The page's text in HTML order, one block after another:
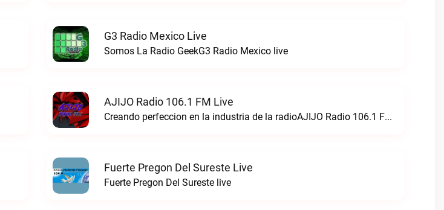
G3 Radio Mexico Live
Somos La Radio GeekG3 Radio Mexico live
AJIJO Radio 106.1 FM Live
Creando perfeccion en la industria de la radioAJIJO Radio 106.1 FM live
Fuerte Pregon Del Sureste Live
Fuerte Pregon Del Sureste live